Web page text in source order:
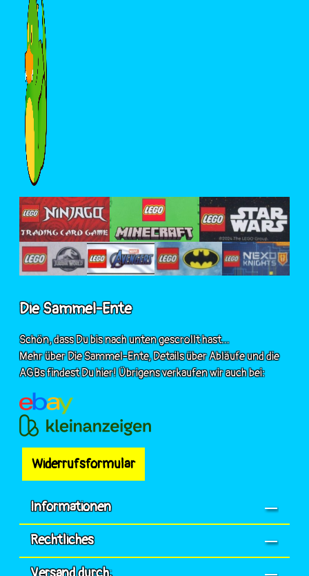
Die Sammel-Ente
Schön, dass Du bis nach unten gescrollt hast...
Mehr über Die Sammel-Ente, Details über Abläufe und die
AGBs findest Du hier! Übrigens verkaufen wir auch bei:
Widerrufsformular
Informationen
Rechtliches